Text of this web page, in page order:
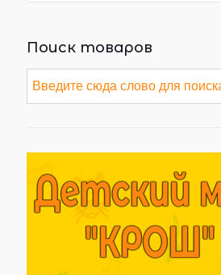
Поиск товаров